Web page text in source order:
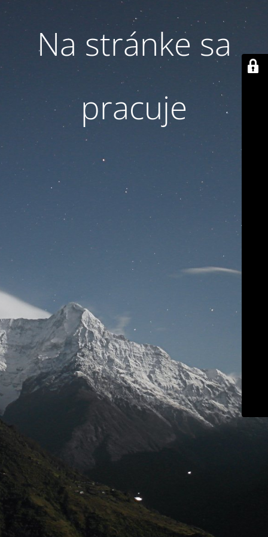
Na stránke sa
pracuje